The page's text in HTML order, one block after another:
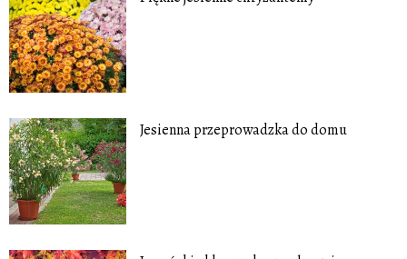
Jesienna przeprowadzka do domu